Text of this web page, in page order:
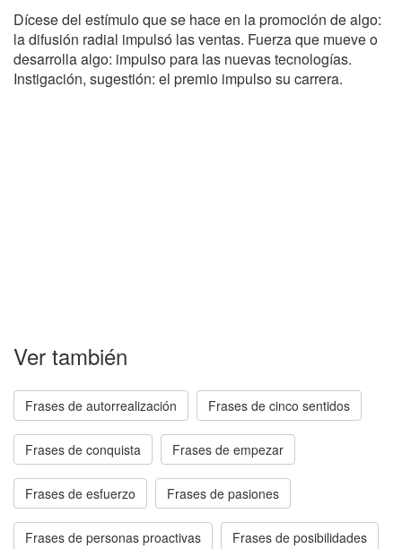
Dícese del estímulo que se hace en la promoción de algo:
la difusión radial impulsó las ventas. Fuerza que mueve o
desarrolla algo: impulso para las nuevas tecnologías.
Instigación, sugestión: el premio impulso su carrera.
Ver también
Frases de autorrealización Frases de cinco sentidos
Frases de conquista Frases de empezar
Frases de esfuerzo Frases de pasiones
Frases de personas proactivas Frases de posibilidades